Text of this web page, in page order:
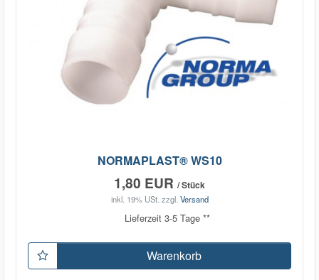
NORMAPLAST® WS10
1,80 EUR / Stück
inkl. 19% USt. zzgl. Versand
Lieferzeit 3-5 Tage **
Warenkorb